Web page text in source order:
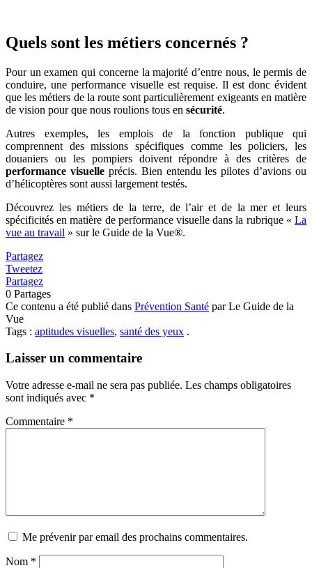
Quels sont les métiers concernés ?
Pour un examen qui concerne la majorité d’entre nous, le permis de
conduire, une performance visuelle est requise. Il est donc évident
que les métiers de la route sont particulièrement exigeants en matière
de vision pour que nous roulions tous en sécurité.
Autres exemples, les emplois de la fonction publique qui
comprennent des missions spécifiques comme les policiers, les
douaniers ou les pompiers doivent répondre à des critères de
performance visuelleprécis. Bien entendu les pilotes d’avions ou
d’hélicoptères sont aussi largement testés.
Découvrez les métiers de la terre, de l’air et de la mer et leurs
spécificités en matière de performance visuelle dans la rubrique « La
vue au travail » sur le Guide de la Vue®.
Partagez
Tweetez
Partagez
0 Partages
Ce contenu a été publié dans Prévention Santé par Le Guide de la
Vue
Tags : aptitudes visuelles, santé des yeux .
Laisser un commentaire
Votre adresse e-mail ne sera pas publiée. Les champs obligatoires
sont indiqués avec *
Commentaire *
Me prévenir par email des prochains commentaires.
Nom *